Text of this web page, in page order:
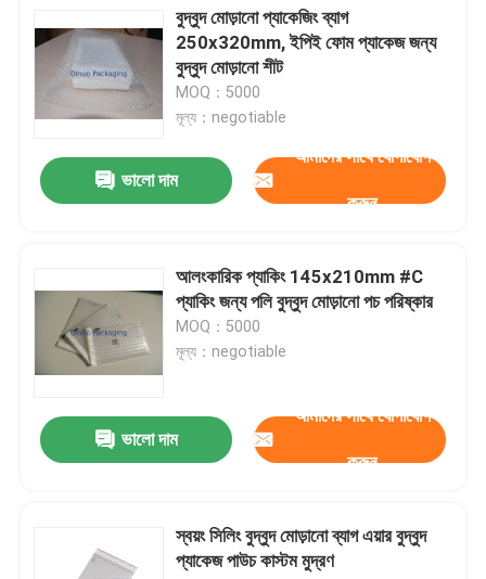
বুদ্বুদ মেইলিং ব্যাগ
পলি বুদ্বুদ মিলার
কাস্টমাইজড কাগজের ব্যাগ
কাগজ প্যাডেড মেলারগুলি
মৌচাক মোড়ানো কাগজ
বুদ্বুদ মোড়ানো প্যাকেজিং ব্যাগ
250x320mm, ইপিই ফোম প্যাকেজ জন্য
বুদ্বুদ মোড়ানো শীট
MOQ：5000
মূল্য：negotiable
ভালো দাম
আমাদের সাথে যোগাযোগ
করুন
আলংকারিক প্যাকিং 145x210mm #C
প্যাকিং জন্য পলি বুদ্বুদ মোড়ানো পচ পরিষ্কার
MOQ：5000
মূল্য：negotiable
ভালো দাম
আমাদের সাথে যোগাযোগ
করুন
স্বয়ং সিলিং বুদ্বুদ মোড়ানো ব্যাগ এয়ার বুদ্বুদ
প্যাকেজ পাউচ কাস্টম মুদ্রণ